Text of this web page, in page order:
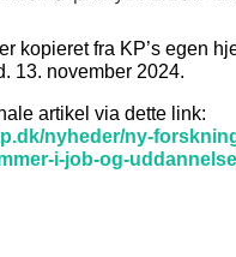
kopieret fra KP’s egen
13. november 2024.
artikel via dette link:
nyheder/ny-
i-job-og-